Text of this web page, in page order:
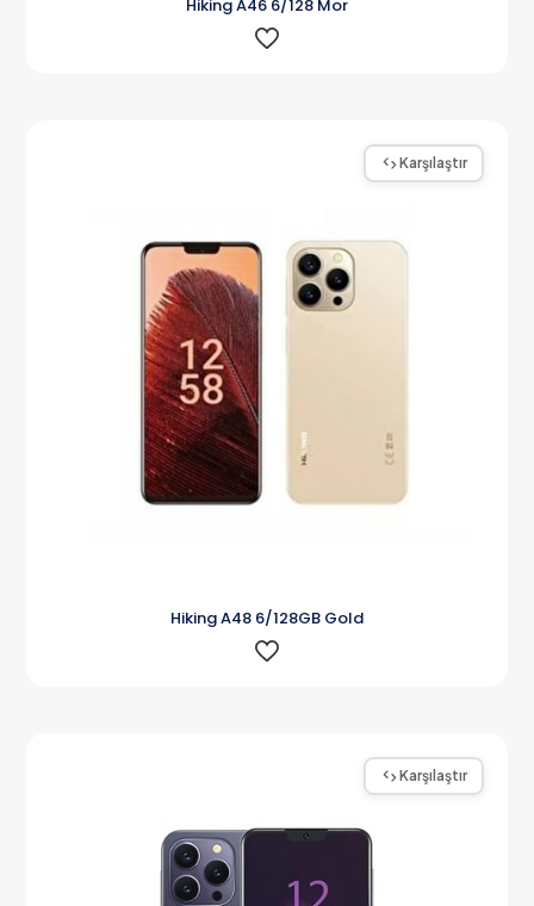
Hiking A46 6/128 Mor
Karşılaştır
Hiking A48 6/128GB Gold
Karşılaştır